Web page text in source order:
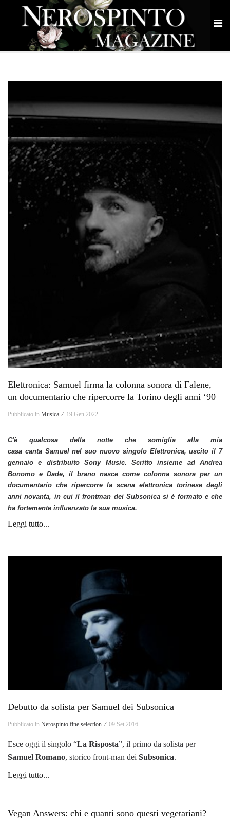
Elettronica: Samuel firma la colonna sonora di Falene,
un documentario che ripercorre la Torino degli anni ‘90
Pubblicato in Musica ⁄ 19 Gen 2022
C'è qualcosa della notte che somiglia alla mia
casa canta Samuelnel suo nuovo singolo Elettronica, uscito il 7
gennaio e distribuitoSony Music. Scritto insieme ad Andrea
Bonomo e Dade, il brano nasce come colonna sonora per un
documentario che ripercorre la scena elettronica torinese degli
anni novanta, in cui il frontman dei Subsonica si è formato e che
ha fortemente influenzato la sua musica.
Leggi tutto...
Debutto da solista per Samuel dei Subsonica
Pubblicato in Nerospinto fine selection ⁄ 09 Set 2016
Esce oggi il singolo “La Risposta”, il primo da solista per
Samuel Romano, storico front-man dei Subsonica.
Leggi tutto...
Vegan Answers: chi e quanti sono questi vegetariani?